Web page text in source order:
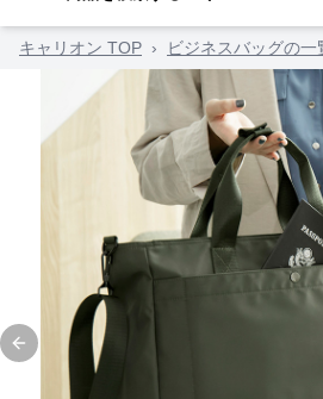
キャリオン TOP › ビジネスバッグの一
Previous slide